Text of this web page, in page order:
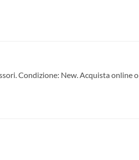
Condizione: New. Acquista online o